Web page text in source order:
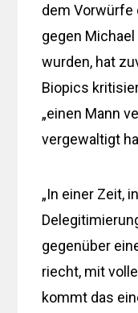
dem Vorwürfe
gegen
wurden, hat
Biopics
„einen Mann
vergewaltigt
„In einer Zeit,
gegenüber
riecht, mit
kommt das